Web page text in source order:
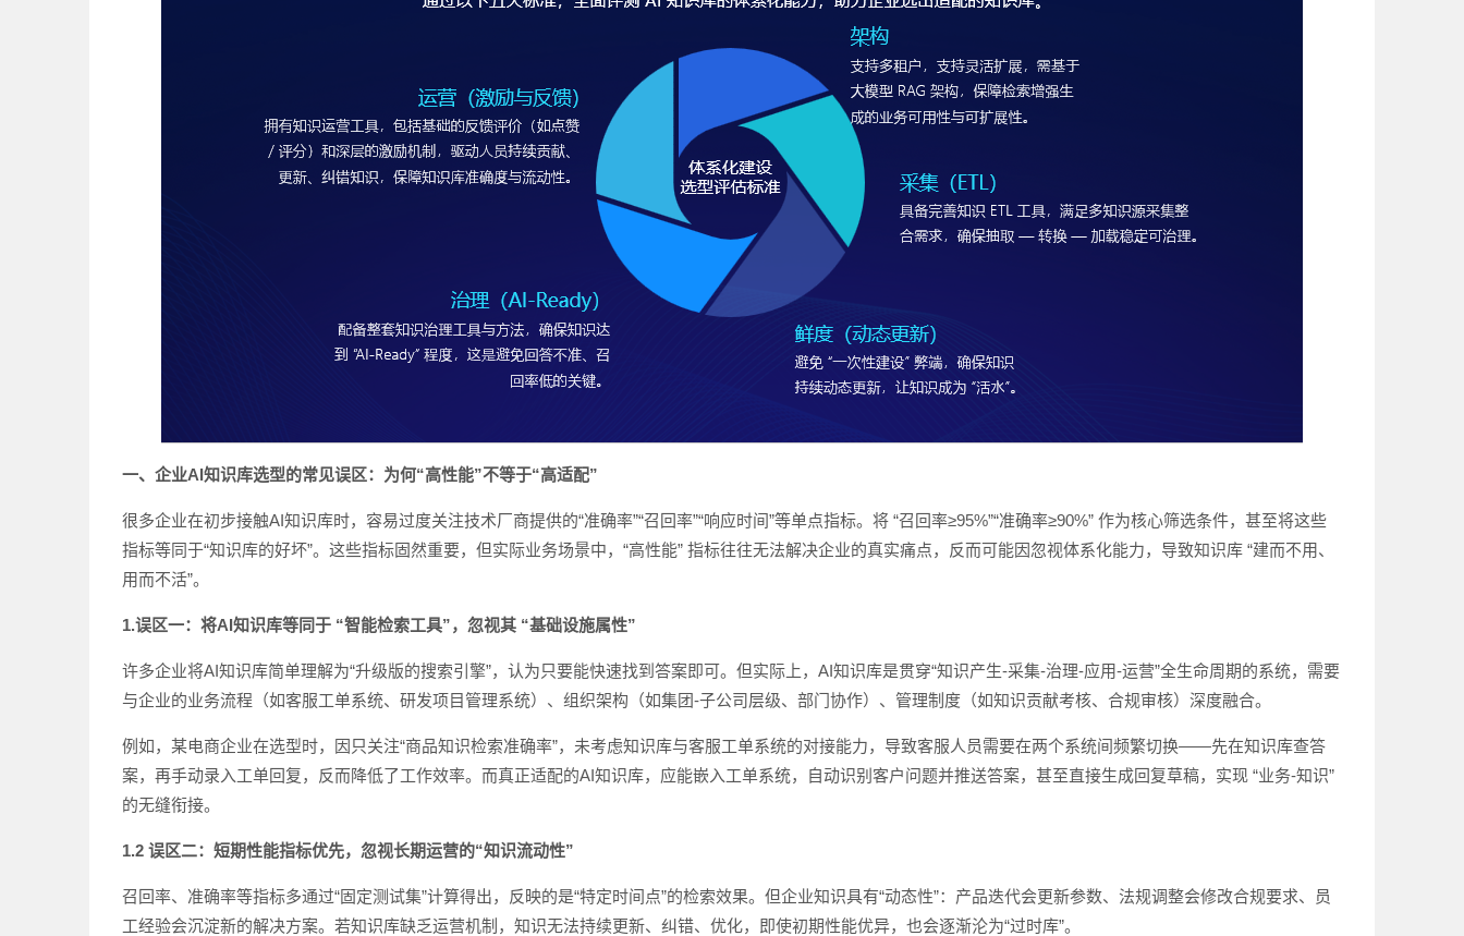
一、企业AI知识库选型的常见误区： 为何“高性能”不等于“高适配”
很多企业在初步接触AI知识库时，容易过度关注技术厂商提供的“准确率”“召回率”“响应时间”等单点指标。将 “召回率≥95%”“准确率≥90%” 作为核心筛选条件，甚至将这些
指标等同于“知识库的好坏”。这些指标固然重要，但实际业务场景中，“高性能” 指标往往无法解决企业的真实痛点，反而可能因忽视体系化能力，导致知识库 “建而不用、
用而不活”。
1.误区一：将AI知识库等同于 “智能检索工具”，忽视其 “基础设施属性”
许多企业将AI知识库简单理解为“升级版的搜索引擎”，认为只要能快速找到答案即可。但实际上，AI知识库是贯穿“知识产生-采集-治理-应用-运营”全生命周期的系统，需要
与企业的业务流程（如客服工单系统、研发项目管理系统）、组织架构（如集团-子公司层级、部门协作）、管理制度（如知识贡献考核、合规审核）深度融合。
例如，某电商企业在选型时，因只关注“商品知识检索准确率”，未考虑知识库与客服工单系统的对接能力，导致客服人员需要在两个系统间频繁切换——先在知识库查答
案，再手动录入工单回复，反而降低了工作效率。而真正适配的AI知识库，应能嵌入工单系统，自动识别客户问题并推送答案，甚至直接生成回复草稿，实现 “业务-知识”
的无缝衔接。
1.2 误区二：短期性能指标优先，忽视长期运营的“知识流动性”
召回率、准确率等指标多通过“固定测试集”计算得出，反映的是“特定时间点”的检索效果。但企业知识具有“动态性”：产品迭代会更新参数、法规调整会修改合规要求、员
工经验会沉淀新的解决方案。若知识库缺乏运营机制，知识无法持续更新、纠错、优化，即使初期性能优异，也会逐渐沦为“过时库”。